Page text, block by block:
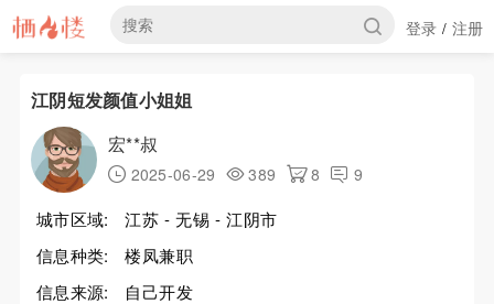
登录 / 注册
江阴短发颜值小姐姐
宏**叔
2025-06-29 389 8 9
城市区域:
江苏 - 无锡 - 江阴市
信息种类:
楼凤兼职
信息来源:
自己开发